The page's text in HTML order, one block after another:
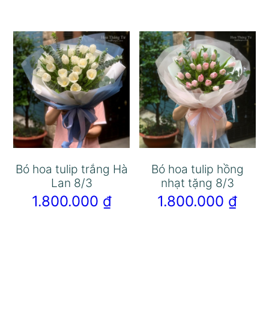
Bó hoa tulip trắng Hà
Lan 8/3
1.800.000 ₫
Bó hoa tulip hồng
nhạt tặng 8/3
1.800.000 ₫